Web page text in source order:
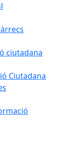
ciutadana
Ciutadana